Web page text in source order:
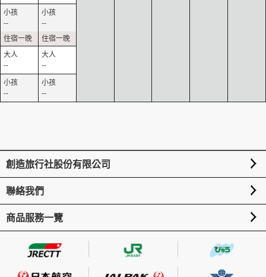
--
--
--
--
--
--
創造旅行社股份有限公司
聯絡我們
商品服務一覽